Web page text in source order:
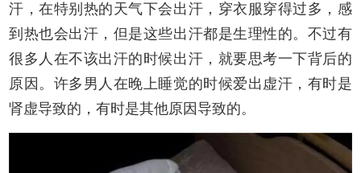
汗，在特别热的天气下会出汗，穿衣服穿得过多，感
到热也会出汗，但是这些出汗都是生理性的。不过有
很多人在不该出汗的时候出汗，就要思考一下背后的
原因。许多男人在晚上睡觉的时候爱出虚汗，有时是
肾虚导致的，有时是其他原因导致的。